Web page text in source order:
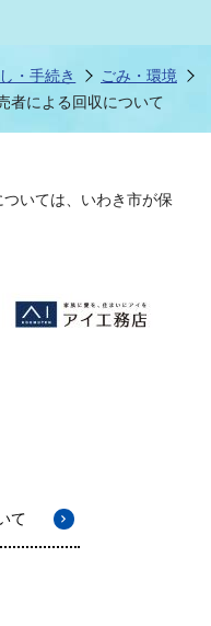
・手続き
ごみ・環境
者による回収について
いては、いわき市が保
て